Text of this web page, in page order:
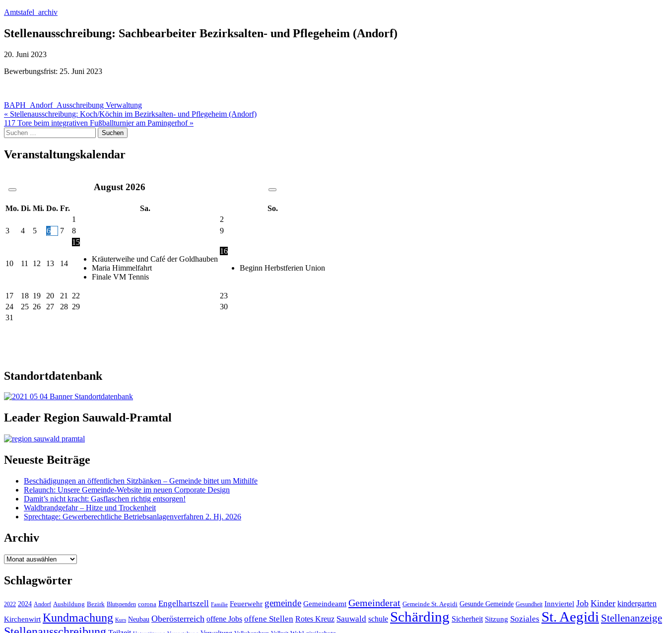
Amtstafel_archiv
Stellenausschreibung: Sachbearbeiter Bezirksalten- und Pflegeheim (Andorf)
20. Juni 2023
Bewerbungsfrist: 25. Juni 2023
BAPH_Andorf_Ausschreibung Verwaltung
Beitragsnavigation
« Stellenausschreibung: Koch/Köchin im Bezirksalten- und Pflegeheim (Andorf)
117 Tore beim integrativen Fußballturnier am Pamingerhof »
Suche
nach:
Veranstaltungskalendar
August 2026
Mo. Di. Mi. Do. Fr. Sa.
So.
1
2
3
4 5 6 7 8 9
10 11 12 13 14
15
Kräuterweihe und Café der Goldhauben
Maria Himmelfahrt
Finale VM Tennis
16
Beginn Herbstferien Union
17 18 19 20 21 22
23
24
25 26 27 28 29
30
31
Standortdatenbank
Leader Region Sauwald-Pramtal
Neueste Beiträge
Beschädigungen an öffentlichen Sitzbänken – Gemeinde bittet um Mithilfe
Relaunch: Unsere Gemeinde-Website im neuen Corporate Design
Damit’s nicht kracht: Gasflaschen richtig entsorgen!
Waldbrandgefahr – Hitze und Trockenheit
Sprechtage: Gewerberechtliche Betriebsanlagenverfahren 2. Hj. 2026
Archiv
Archiv
Schlagwörter
2022 2024 Andorf Ausbildung Bezirk Blutspenden corona Engelhartszell Familie Feuerwehr gemeinde Gemeindeamt Gemeinderat Gemeinde St. Aegidi Gesunde Gemeinde Gesundheit Innviertel Job Kinder kindergarten
Kirchenwirt Kundmachung Kurs Neubau Oberösterreich offene Jobs offene Stellen Rotes Kreuz Sauwald schule Schärding Sicherheit Sitzung Soziales St. Aegidi Stellenanzeige